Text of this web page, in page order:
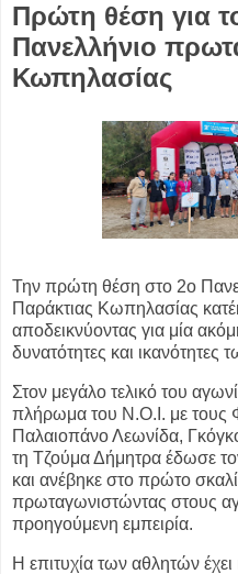
Πρώτη θέση για
Πανελλήνιο
Κωπηλασίας
Την πρώτη θέση στο 2ο
Παράκτιας Κωπηλασίας
αποδεικνύοντας για μία
δυνατότητες και
Στον μεγάλο τελικό του
πλήρωμα του Ν.Ο.Ι. με τους
Παλαιοπάνο Λεωνίδα,
τη Τζούμα Δήμητρα έδωσε
και ανέβηκε στο πρώτο
πρωταγωνιστώντας στους
προηγούμενη εμπειρία.
Η επιτυχία των αθλητών